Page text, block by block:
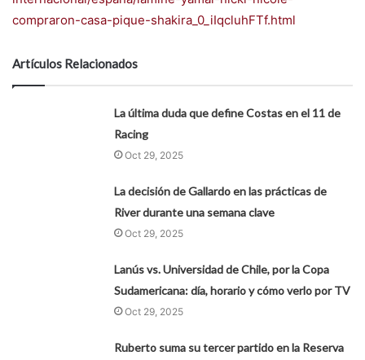
compraron-casa-pique-shakira_0_iIqcluhFTf.html
Artículos Relacionados
La última duda que define Costas en el 11 de
Racing
Oct 29, 2025
La decisión de Gallardo en las prácticas de
River durante una semana clave
Oct 29, 2025
Lanús vs. Universidad de Chile, por la Copa
Sudamericana: día, horario y cómo verlo por TV
Oct 29, 2025
Ruberto suma su tercer partido en la Reserva